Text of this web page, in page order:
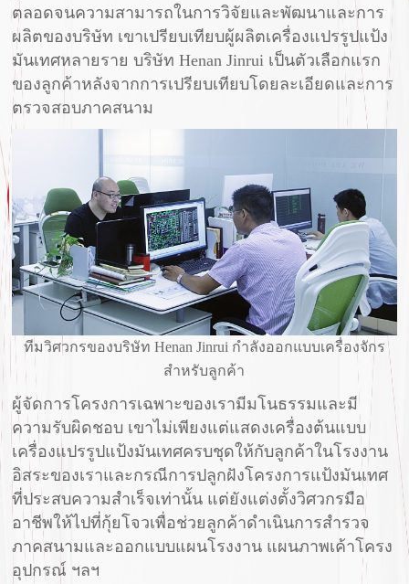
ตลอดจนความสามารถในการวิจัยและพัฒนาและการ
ผลิตของบริษัท เขาเปรียบเทียบผู้ผลิตเครื่องแปรรูปแป้ง
มันเทศหลายราย บริษัท Henan Jinrui เป็นตัวเลือกแรก
ของลูกค้าหลังจากการเปรียบเทียบโดยละเอียดและการ
ตรวจสอบภาคสนาม
ทีมวิศวกรของบริษัท Henan Jinrui กำลังออกแบบเครื่องจักร
สำหรับลูกค้า
ผู้จัดการโครงการเฉพาะของเรามีมโนธรรมและมี
ความรับผิดชอบ เขาไม่เพียงแต่แสดงเครื่องต้นแบบ
เครื่องแปรรูปแป้งมันเทศครบชุดให้กับลูกค้าในโรงงาน
อิสระของเราและกรณีการปลูกฝังโครงการแป้งมันเทศ
ที่ประสบความสำเร็จเท่านั้น แต่ยังแต่งตั้งวิศวกรมือ
อาชีพให้ไปที่กุ้ยโจวเพื่อช่วยลูกค้าดำเนินการสำรวจ
ภาคสนามและออกแบบแผนโรงงาน แผนภาพเค้าโครง
อุปกรณ์ ฯลฯ